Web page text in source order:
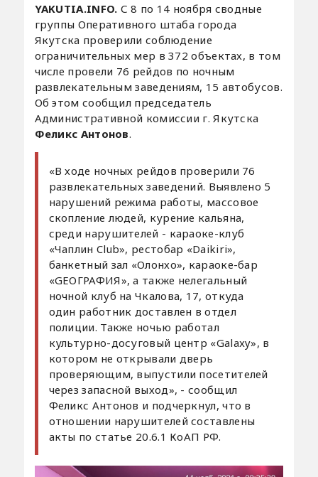
YAKUTIA.INFO. С 8 по 14 ноября сводные
группы Оперативного штаба города
Якутска проверили соблюдение
ограничительных мер в 372 объектах, в том
числе провели 76 рейдов по ночным
развлекательным заведениям, 15 автобусов.
Об этом сообщил председатель
Административной комиссии г. Якутска
Феликс Антонов.
«В ходе ночных рейдов проверили 76
развлекательных заведений. Выявлено 5
нарушений режима работы, массовое
скопление людей, курение кальяна,
среди нарушителей - караоке-клуб
«Чаплин Club», рестобар «Daikiri»,
банкетный зал «Олонхо», караоке-бар
«GЕОГРАФИЯ», а также нелегальный
ночной клуб на Чкалова, 17, откуда
один работник доставлен в отдел
полиции. Также ночью работал
культурно-досуговый центр «Galaxy», в
котором не открывали дверь
проверяющим, выпустили посетителей
через запасной выход», - сообщил
Феликс Антонов и подчеркнул, что в
отношении нарушителей составлены
акты по статье 20.6.1 КоАП РФ.